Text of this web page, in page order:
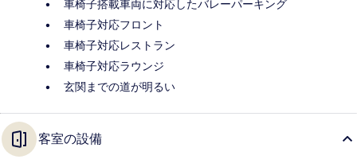
車椅子搭載車両に対応したバレーパーキング
車椅子対応フロント
車椅子対応レストラン
車椅子対応ラウンジ
玄関までの道が明るい
客室の設備